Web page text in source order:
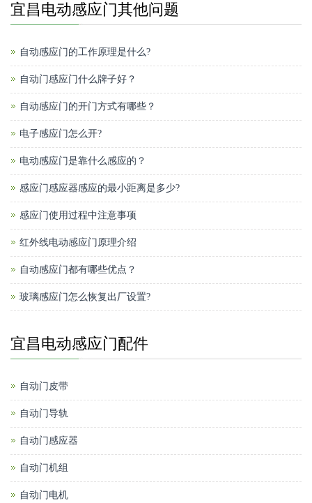
宜昌电动感应门其他问题
自动感应门的工作原理是什么?
自动门感应门什么牌子好？
自动感应门的开门方式有哪些？
电子感应门怎么开?
电动感应门是靠什么感应的？
感应门感应器感应的最小距离是多少?
感应门使用过程中注意事项
红外线电动感应门原理介绍
自动感应门都有哪些优点？
玻璃感应门怎么恢复出厂设置?
宜昌电动感应门配件
自动门皮带
自动门导轨
自动门感应器
自动门机组
自动门电机